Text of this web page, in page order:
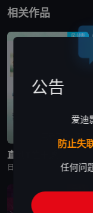
相关作品
剧情
更新至第4集
直到T恤干透
日剧《直到T恤干透》又名：直到T恤干了为止(台),T恤晾干为止,T恤渐干,Until the T-Shirt Dries,Ｔシャツが乾くまで，讲述了：40岁的杂志编辑咲子（苍井优 饰）原本深信自己拥有
公告
爱迪
防止失
任何问